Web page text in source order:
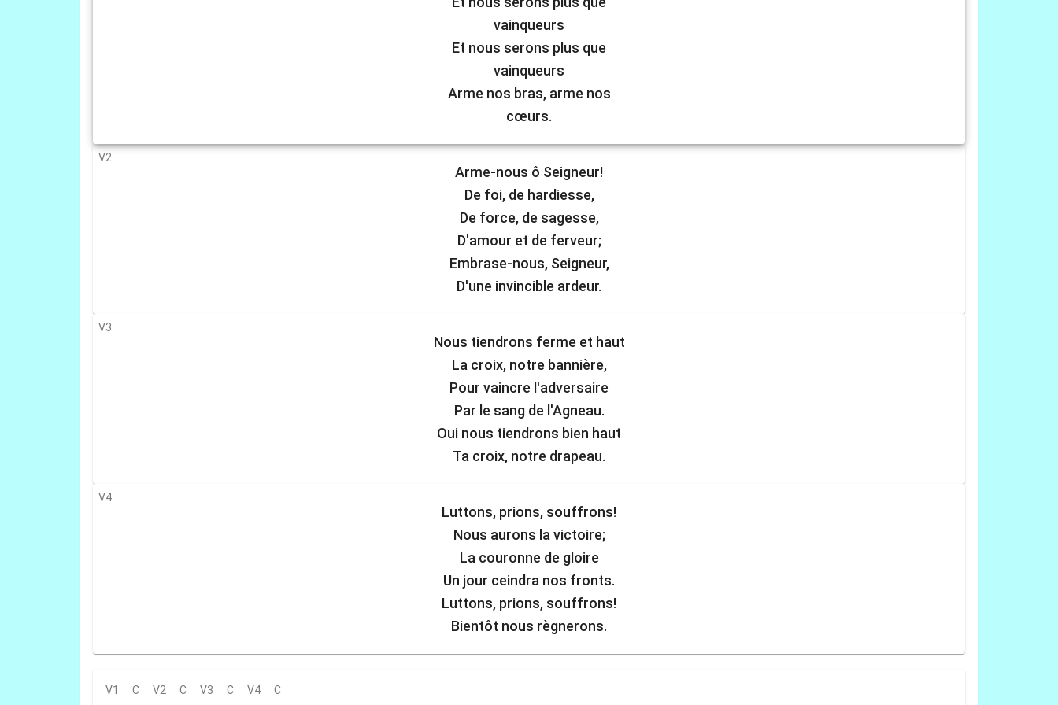
vainqueurs
Et nous serons plus que
vainqueurs
Arme nos bras, arme nos
cœurs.
V2
Arme-nous ô Seigneur!
De foi, de hardiesse,
De force, de sagesse,
D'amour et de ferveur;
Embrase-nous, Seigneur,
D'une invincible ardeur.
V3
Nous tiendrons ferme et haut
La croix, notre bannière,
Pour vaincre l'adversaire
Par le sang de l'Agneau.
Oui nous tiendrons bien haut
Ta croix, notre drapeau.
V4
Luttons, prions, souffrons!
Nous aurons la victoire;
La couronne de gloire
Un jour ceindra nos fronts.
Luttons, prions, souffrons!
Bientôt nous règnerons.
V1 C V2 C V3 C V4 C